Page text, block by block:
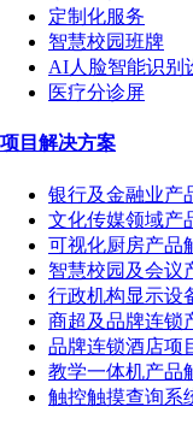
定制化服务
智慧校园班牌
AI人脸智能识别
医疗分诊屏
项目解决方案
银行及金融业产
文化传媒领域产
可视化厨房产品
智慧校园及会议
行政机构显示设
商超及品牌连锁
品牌连锁酒店项
教学一体机产品
触控触摸查询系